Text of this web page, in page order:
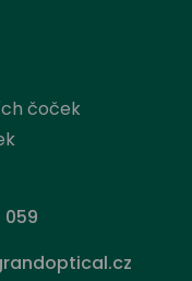
čoček
059